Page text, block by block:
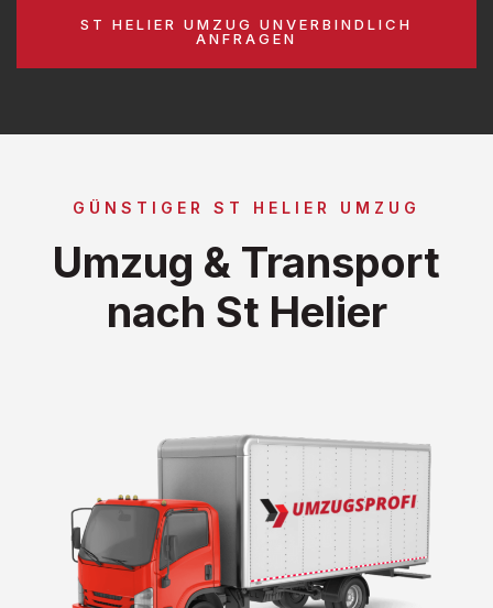
ST HELIER UMZUG UNVERBINDLICH
ANFRAGEN
GÜNSTIGER ST HELIER UMZUG
Umzug & Transport
nach St Helier